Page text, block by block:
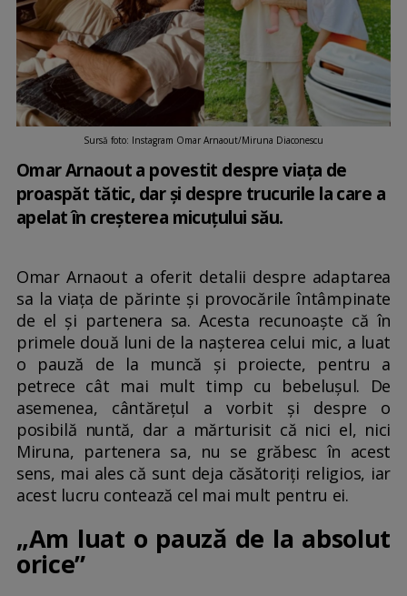
Sursă foto: Instagram Omar Arnaout/Miruna Diaconescu
Omar Arnaout a povestit despre viața de
proaspăt tătic, dar și despre trucurile la care a
apelat în creșterea micuțului său.
Omar Arnaout a oferit detalii despre adaptarea
sa la viața de părinte și provocările întâmpinate
de el și partenera sa. Acesta recunoaște că în
primele două luni de la nașterea celui mic, a luat
o pauză de la muncă și proiecte, pentru a
petrece cât mai mult timp cu bebelușul. De
asemenea, cântărețul a vorbit și despre o
posibilă nuntă, dar a mărturisit că nici el, nici
Miruna, partenera sa, nu se grăbesc în acest
sens, mai ales că sunt deja căsătoriți religios, iar
acest lucru contează cel mai mult pentru ei.
„Am luat o pauză de la absolut
orice”